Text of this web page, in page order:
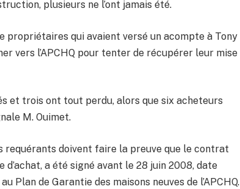
plusieurs ne l’ont jamais été.
propriétaires qui avaient versé un acompte à Tony
vers l’APCHQ pour tenter de récupérer leur mise
et trois ont tout perdu, alors que six acheteurs
M. Ouimet.
requérants doivent faire la preuve que le contrat
a été signé avant le 28 juin 2008, date
Plan de Garantie des maisons neuves de l’APCHQ.